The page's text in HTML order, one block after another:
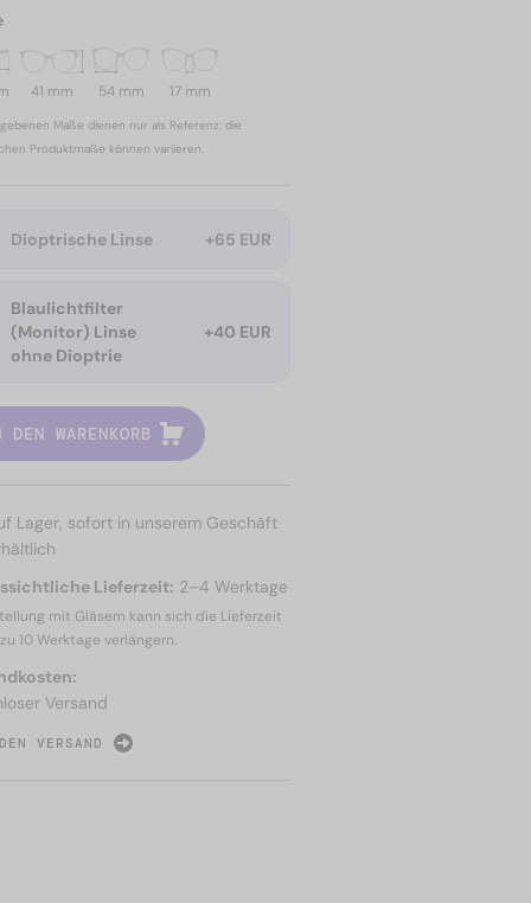
41 mm 54 mm 17 mm
Maße dienen nur als Referenz; die
Produktmaße können variieren.
Dioptrische Linse +65 EUR
Blaulichtfilter
(Monitor) Linse
ohne Dioptrie
+40 EUR
WARENKORB
Lager, sofort in unserem Geschäft
Lieferzeit: 2–4 Werktage
mit Gläsern kann sich die Lieferzeit
10 Werktage verlängern.
Versand
VERSAND